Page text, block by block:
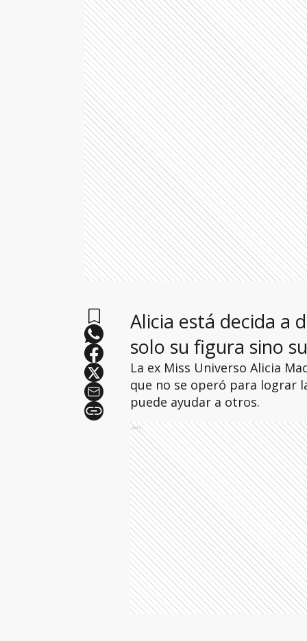
Alicia está decida a
solo su figura sino
La ex Miss Universo Alicia
que no se operó para lograr
puede ayudar a otros.
Ads